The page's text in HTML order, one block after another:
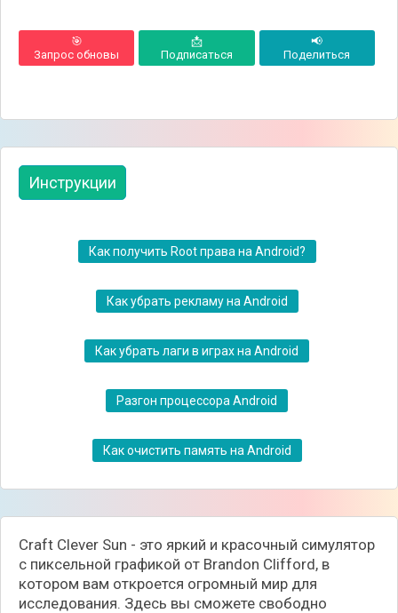
🎯
Запрос обновы
📩
Подписаться
📢
Поделиться
Инструкции
Как получить Root права на Android?
Как убрать рекламу на Android
Как убрать лаги в играх на Android
Разгон процессора Android
Как очистить память на Android
Craft Clever Sun - это яркий и красочный симулятор
с пиксельной графикой от Brandon Clifford, в
котором вам откроется огромный мир для
исследования. Здесь вы сможете свободно